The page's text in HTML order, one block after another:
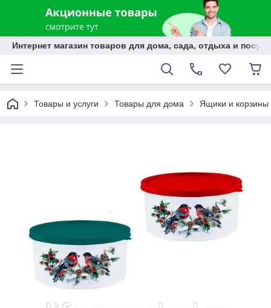
Интернет магазин товаров для дома, сада, отдыха и
Товары и услуги Товары для дома Ящики и корзины